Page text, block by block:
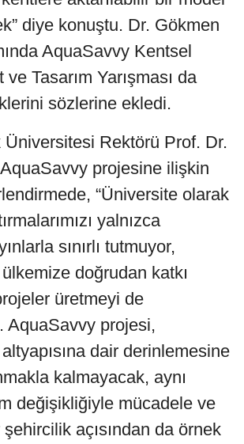
diye konuştu. Dr. Gökmen
AquaSavvy Kentsel
Tasarım Yarışması da
sözlerine ekledi.
Üniversitesi Rektörü Prof. Dr.
projesine ilişkin
“Üniversite olarak
yalnızca
sınırlı tutmuyor,
doğrudan katkı
üretmeyi de
AquaSavvy projesi,
altyapısına dair derinlemesine
kalmayacak, aynı
değişikliğiyle mücadele ve
açısından da örnek